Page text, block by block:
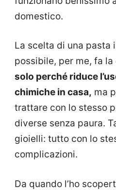
domestico.
La scelta di una pasta
possibile, per me, fa
solo perché riduce
chimiche in casa, ma
trattare con lo stesso
diverse senza paura.
gioielli: tutto con lo
complicazioni.
Da quando l’ho